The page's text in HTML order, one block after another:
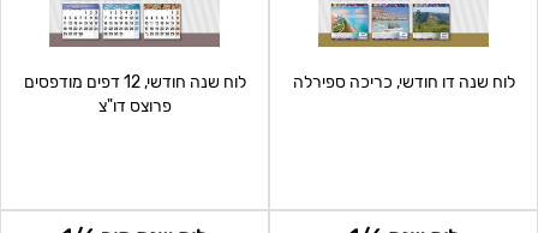
לוח שנה דו חודשי, כריכה ספירלה
לוח שנה חודשי, 12 דפים מודפסים
פרוצס דו"צ